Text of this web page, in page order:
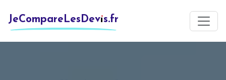
JeCompareLesDevis.fr